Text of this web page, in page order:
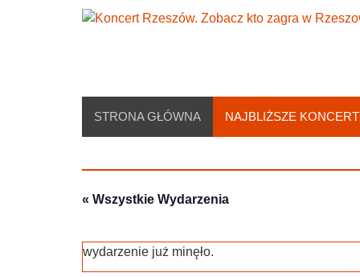
STRONA GŁÓWNA NAJBLIŻSZE
« Wszystkie Wydarzenia
wydarzenie już minęło.